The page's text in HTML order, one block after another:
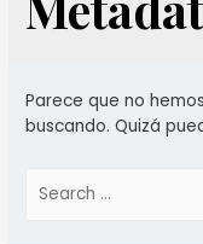
Parece que no
buscando. Quizá